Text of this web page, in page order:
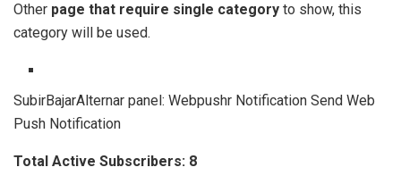
Other page that require single category to show, this
category will be used.
SubirBajarAlternar panel: Webpushr Notification Send Web
Push Notification
Total Active Subscribers: 8